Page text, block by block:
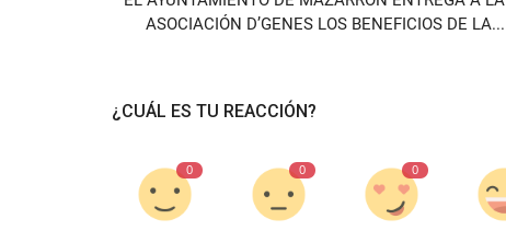
ASOCIACIÓN D’GENES LOS BENEFICIOS DE LA...
¿CUÁL ES TU REACCIÓN?
0 0 0